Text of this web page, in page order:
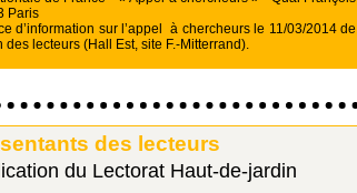
Paris
d’information sur l’appel à chercheurs le 11/03/2014 de
des lecteurs (Hall Est, site F.-Mitterrand).
des lecteurs
du Lectorat Haut-de-jardin